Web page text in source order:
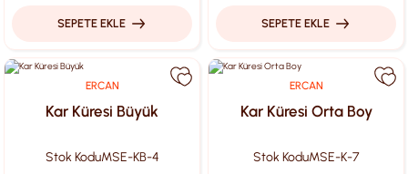
SEPETE EKLE SEPETE EKLE
ERCAN
Kar Küresi Büyük
Stok KoduMSE-KB-4
ERCAN
Kar Küresi Orta Boy
Stok KoduMSE-K-7